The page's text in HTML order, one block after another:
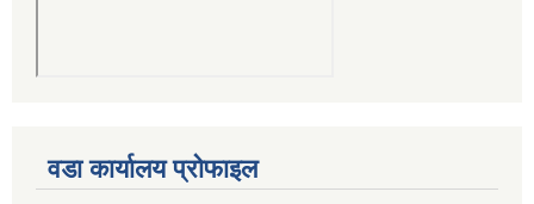
वडा कार्यालय प्रोफाइल